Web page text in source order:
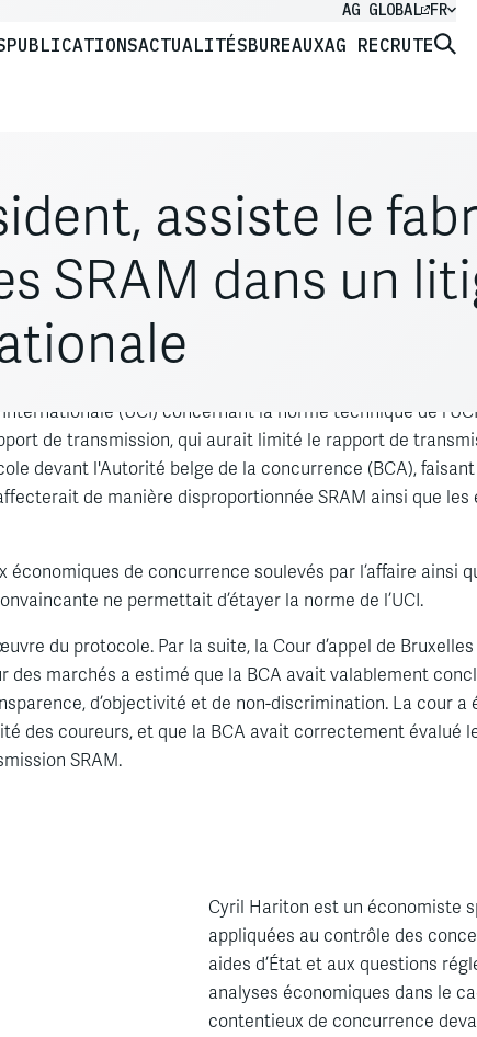
AG GLOBAL FR
PUBLICATIONSACTUALITÉSBUREAUXAG RECRUTE
assiste le
SRAM dans un
Rose Fulbright pour représenter SRAM, fabricant de
(UCI) concernant la norme technique de
de transmission, qui aurait limité le rapport de
devant l'Autorité belge de la concurrence (BCA),
de manière disproportionnée SRAM ainsi que
de concurrence soulevés par l’affaire ainsi
ne permettait d’étayer la norme de l’UCI.
du protocole. Par la suite, la Cour d’appel de
des marchés a estimé que la BCA avait valablement
d’objectivité et de non-discrimination. La cour a
des coureurs, et que la BCA avait correctement évalué
SRAM.
Cyril Hariton est un économiste
appliquées au contrôle des
aides d’État et aux questions
analyses économiques dans le
contentieux de concurrence